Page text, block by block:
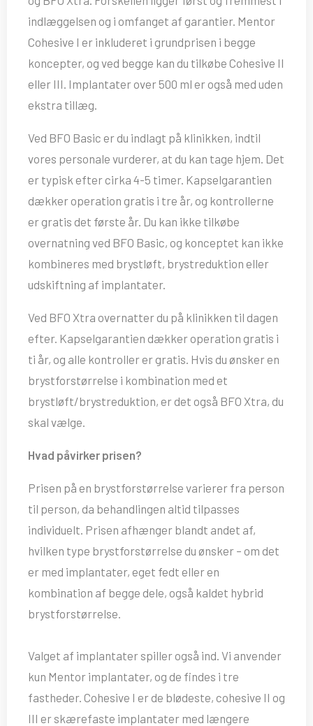
indlæggelsen og i omfanget af garantier. Mentor
Cohesive I er inkluderet i grundprisen i begge
koncepter, og ved begge kan du tilkøbe Cohesive II
eller III. Implantater over 500 ml er også med uden
ekstra tillæg.
Ved BFO Basic er du indlagt på klinikken, indtil
vores personale vurderer, at du kan tage hjem. Det
er typisk efter cirka 4-5 timer. Kapselgarantien
dækker operation gratis i tre år, og kontrollerne
er gratis det første år. Du kan ikke tilkøbe
overnatning ved BFO Basic, og konceptet kan ikke
kombineres med brystløft, brystreduktion eller
udskiftning af implantater.
Ved BFO Xtra overnatter du på klinikken til dagen
efter. Kapselgarantien dækker operation gratis i
ti år, og alle kontroller er gratis. Hvis du ønsker en
brystforstørrelse i kombination med et
brystløft/brystreduktion, er det også BFO Xtra, du
skal vælge.
Hvad påvirker prisen?
Prisen på en brystforstørrelse varierer fra person
til person, da behandlingen altid tilpasses
individuelt. Prisen afhænger blandt andet af,
hvilken type brystforstørrelse du ønsker – om det
er med implantater, eget fedt eller en
kombination af begge dele, også kaldet hybrid
brystforstørrelse.
Valget af implantater spiller også ind. Vi anvender
kun Mentor implantater, og de findes i tre
fastheder. Cohesive I er de blødeste, cohesive II og
III er skærefaste implantater med længere